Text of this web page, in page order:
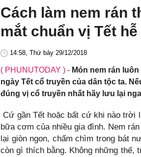
Cách làm nem rán
mắt chuẩn vị Tết
14:58, Thứ bảy 29/12/2018
( PHUNUTODAY ) - Món nem rán
ngày Tết cổ truyền của dân tộc ta.
đúng vị cổ truyền nhất hãy lưu lại
Cứ gần Tết hoặc bất cứ khi nào trời
bữa cơm của nhiều gia đình. Nem
lại giòn ngon, chấm chìm trong bát
còn gì thích bằng. Không những thế,